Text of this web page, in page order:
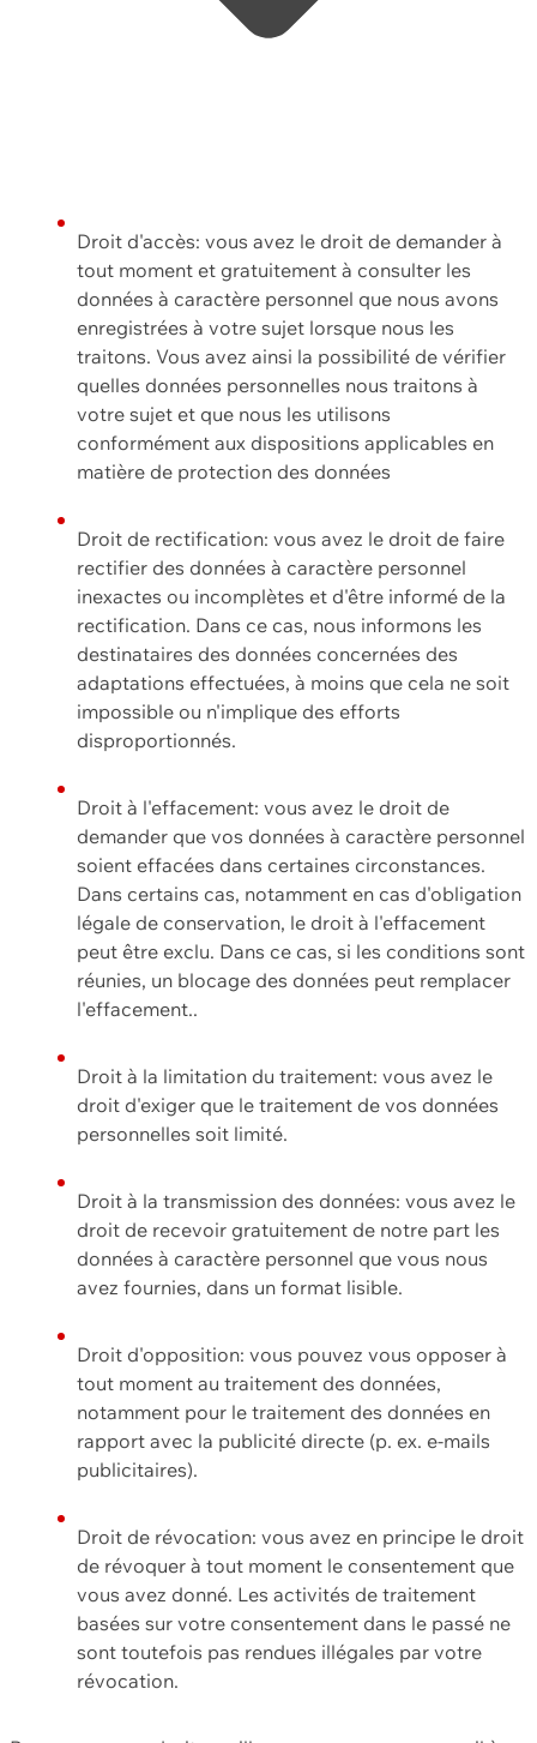
Droit d'accès: vous avez le droit de demander à
tout moment et gratuitement à consulter les
données à caractère personnel que nous avons
enregistrées à votre sujet lorsque nous les
traitons. Vous avez ainsi la possibilité de vérifier
quelles données personnelles nous traitons à
votre sujet et que nous les utilisons
conformément aux dispositions applicables en
matière de protection des données
Droit de rectification: vous avez le droit de faire
rectifier des données à caractère personnel
inexactes ou incomplètes et d'être informé de la
rectification. Dans ce cas, nous informons les
destinataires des données concernées des
adaptations effectuées, à moins que cela ne soit
impossible ou n'implique des efforts
disproportionnés.
Droit à l'effacement: vous avez le droit de
demander que vos données à caractère personnel
soient effacées dans certaines circonstances.
Dans certains cas, notamment en cas d'obligation
légale de conservation, le droit à l'effacement
peut être exclu. Dans ce cas, si les conditions sont
réunies, un blocage des données peut remplacer
l'effacement..
Droit à la limitation du traitement: vous avez le
droit d'exiger que le traitement de vos données
personnelles soit limité.
Droit à la transmission des données: vous avez le
droit de recevoir gratuitement de notre part les
données à caractère personnel que vous nous
avez fournies, dans un format lisible.
Droit d'opposition: vous pouvez vous opposer à
tout moment au traitement des données,
notamment pour le traitement des données en
rapport avec la publicité directe (p. ex. e-mails
publicitaires).
Droit de révocation: vous avez en principe le droit
de révoquer à tout moment le consentement que
vous avez donné. Les activités de traitement
basées sur votre consentement dans le passé ne
sont toutefois pas rendues illégales par votre
révocation.